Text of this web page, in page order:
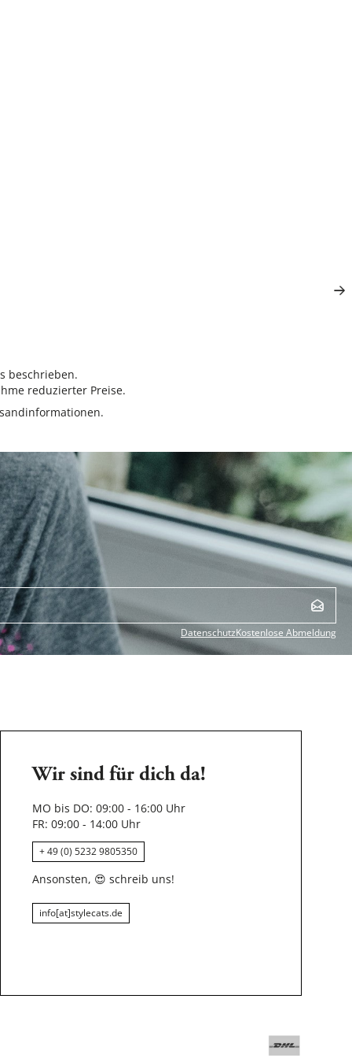
beschrieben.
reduzierter Preise.
DatenschutzKostenlose Abmeldung
Wir sind für dich da!
MO bis DO: 09:00 - 16:00 Uhr
FR: 09:00 - 14:00 Uhr
+ 49 (0) 5232 9805350
Ansonsten, 😍 schreib uns!
info[at]stylecats.de